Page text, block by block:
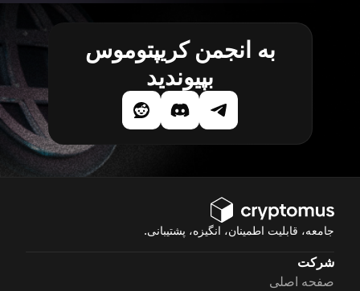
به انجمن کریپتوموس
بپیوندید
جامعه، قابلیت اطمینان، انگیزه، پشتیبانی.
شرکت
صفحه اصلی